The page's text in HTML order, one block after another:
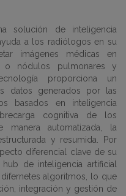
solución de inteligencia
a los radiólogos en su
imágenes médicas en
o nódulos pulmonares y
proporciona un
datos generados por las
basados ​​en inteligencia
cognitiva de los
automatizada, la
y resumida. Por
diferencial clave de su
de inteligencia artificial
algoritmos, lo que
integración y gestión de